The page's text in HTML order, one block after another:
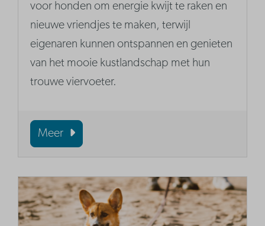
voor honden om energie kwijt te raken en
nieuwe vriendjes te maken, terwijl
eigenaren kunnen ontspannen en genieten
van het mooie kustlandschap met hun
trouwe viervoeter.
Meer